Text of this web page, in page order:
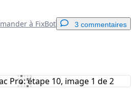
à FixBot 3 commentaires